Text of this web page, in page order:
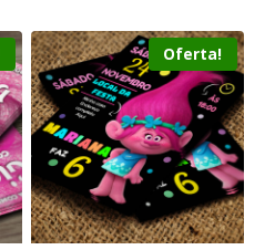
Oferta!